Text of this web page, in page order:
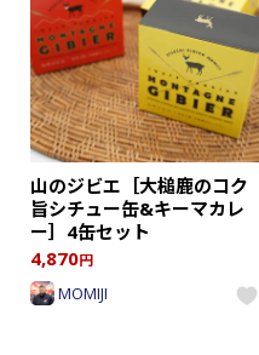
山のジビエ［大槌鹿のコク
旨シチュー缶&キーマカレ
ー］4缶セット
4,870円
MOMIJI